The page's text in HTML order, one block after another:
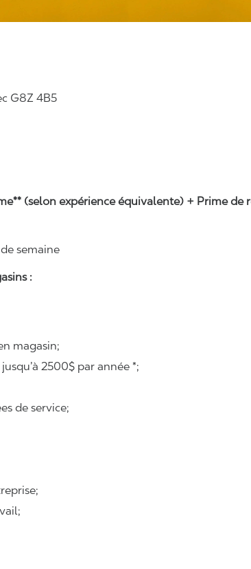
G8Z 4B5
(selon expérience équivalente) + Prime de
semaine
:
magasin;
2500$ par année *;
de service;